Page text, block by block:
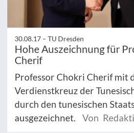
30.08.17 – TU Dresden
Hohe Auszeichnung für
Cherif
Professor Chokri Cherif mit
Verdienstkreuz der
durch den tunesischen
ausgezeichnet.
Von